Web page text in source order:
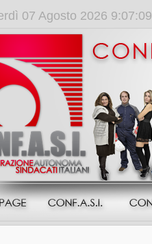
07 Agosto 2026 9:07:09